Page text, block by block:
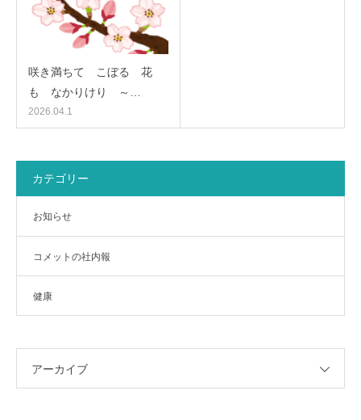
咲き満ちて こぼるゝ花
も なかりけり ～…
2026.04.1
カテゴリー
お知らせ
コメットの社内報
健康
アーカイブ